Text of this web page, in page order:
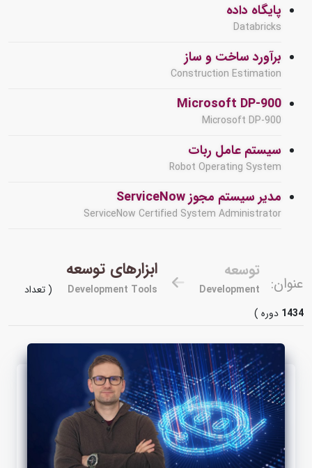
پایگاه داده
Databricks
برآورد ساخت و ساز
Construction Estimation
Microsoft DP-900
Microsoft DP-900
سیستم عامل ربات
Robot Operating System
مدیر سیستم مجوز ServiceNow
ServiceNow Certified System Administrator
عنوان:
توسعه
Development
ابزارهای توسعه
Development Tools
( تعداد
1434 دوره )